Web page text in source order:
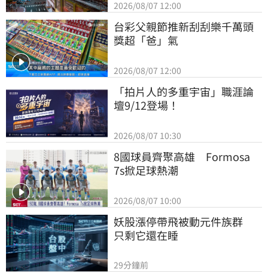
2026/08/07 12:00
台彩父親節推新刮刮樂千萬頭
獎超「爸」氣
2026/08/07 12:00
「拍片人的多重宇宙」職涯論
壇9/12登場！
2026/08/07 10:30
8國球員齊聚高雄　Formosa
7s掀足球熱潮
2026/08/07 10:00
妖股漲停帶飛被動元件族群
只剩它還在睡
29分鐘前